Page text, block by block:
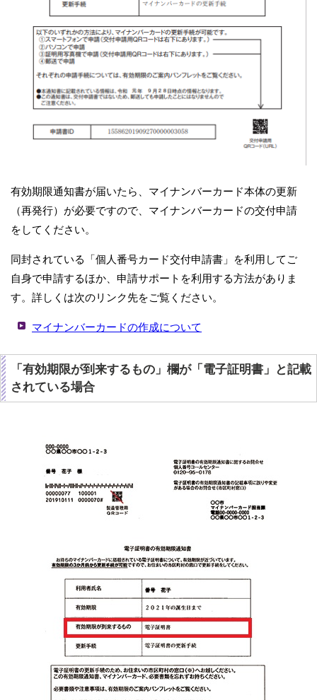
有効期限通知書が届いたら、マイナンバーカード本体の更新
（再発行）が必要ですので、マイナンバーカードの交付申請
をしてください。
同封されている「個人番号カード交付申請書」を利用してご
自身で申請するほか、申請サポートを利用する方法がありま
す。詳しくは次のリンク先をご覧ください。
マイナンバーカードの作成について
「有効期限が到来するもの」欄が「電子証明書」と記載
されている場合